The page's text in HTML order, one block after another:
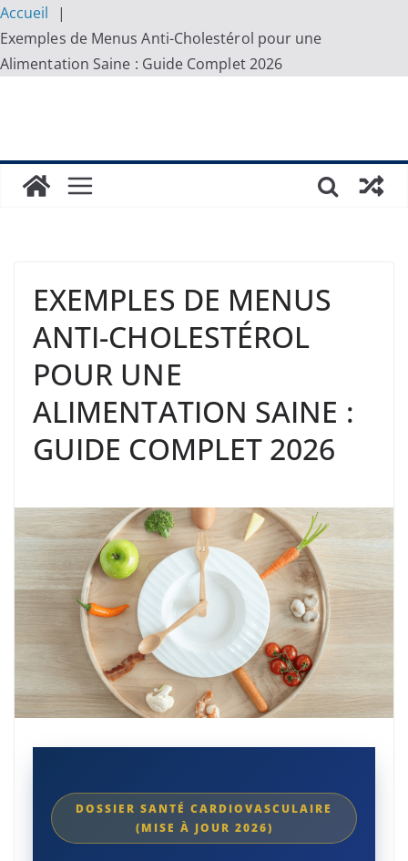
Accueil
Exemples de Menus Anti-Cholestérol pour une
Alimentation Saine : Guide Complet 2026
EXEMPLES DE MENUS
ANTI-CHOLESTÉROL
POUR UNE
ALIMENTATION SAINE :
GUIDE COMPLET 2026
DOSSIER SANTÉ CARDIOVASCULAIRE
(MISE À JOUR 2026)